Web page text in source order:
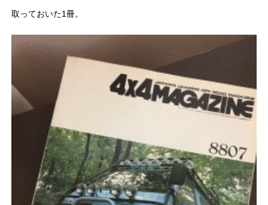
取っておいた1冊。